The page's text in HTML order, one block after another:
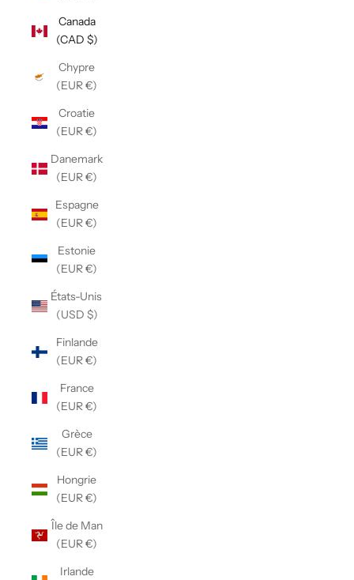
Canada
(CAD $)
Chypre
(EUR €)
Croatie
(EUR €)
Danemark
(EUR €)
Espagne
(EUR €)
Estonie
(EUR €)
États-Unis
(USD $)
Finlande
(EUR €)
France
(EUR €)
Grèce
(EUR €)
Hongrie
(EUR €)
Île de Man
(EUR €)
Irlande